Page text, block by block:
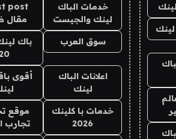
خدمات الباك
لينك والجيست
post
مقال
سوق العرب
باك
اعلانات الباك
لينك
أقوى
خدمات با كلينك
2026
موقع
تجارب